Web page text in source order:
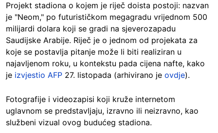
Projekt stadiona o kojem je riječ doista postoji: nazvan
je "Neom," po futurističkom megagradu vrijednom 500
milijardi dolara koji se gradi na sjeverozapadu
Saudijske Arabije. Riječ je o jednom od projekata za
koje se postavlja pitanje može li biti realiziran u
najavljenom roku, u kontekstu pada cijena nafte, kako
je izvjestio AFP 27. listopada (arhivirano je ovdje).
Fotografije i videozapisi koji kruže internetom
uglavnom se predstavljaju, izravno ili neizravno, kao
službeni vizual ovog budućeg stadiona.